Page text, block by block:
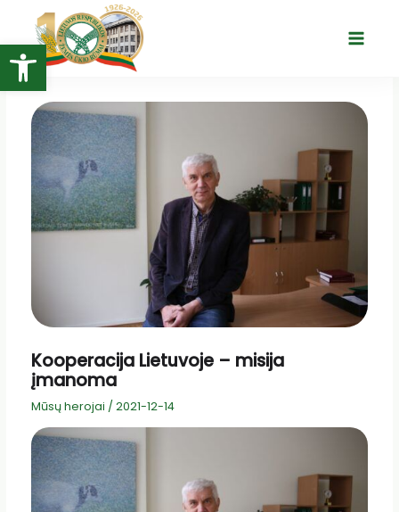
Open toolbar
turinio
Main
Kooperacija Lietuvoje – misija
įmanoma
Mūsų herojai / 2021-12-14